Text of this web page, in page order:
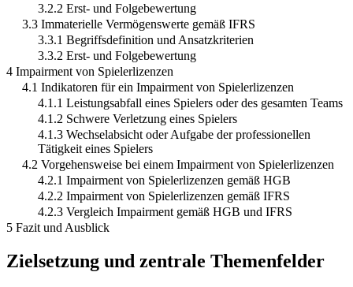
3.2.2 Erst- und Folgebewertung
3.3 Immaterielle Vermögenswerte gemäß IFRS
3.3.1 Begriffsdefinition und Ansatzkriterien
3.3.2 Erst- und Folgebewertung
4 Impairment von Spielerlizenzen
4.1 Indikatoren für ein Impairment von Spielerlizenzen
4.1.1 Leistungsabfall eines Spielers oder des gesamten Teams
4.1.2 Schwere Verletzung eines Spielers
4.1.3 Wechselabsicht oder Aufgabe der professionellen
Tätigkeit eines Spielers
4.2 Vorgehensweise bei einem Impairment von Spielerlizenzen
4.2.1 Impairment von Spielerlizenzen gemäß HGB
4.2.2 Impairment von Spielerlizenzen gemäß IFRS
4.2.3 Vergleich Impairment gemäß HGB und IFRS
5 Fazit und Ausblick
Zielsetzung und zentrale Themenfelder